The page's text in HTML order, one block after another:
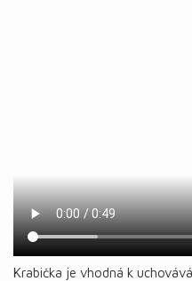
Krabička je vhodná k